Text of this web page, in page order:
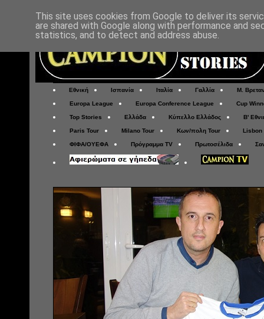
Εθνική Ισπανία Ιταλία Γαλλία Μ.
Europa League Europa Conference League Cup
Top Stories Ελλάδα Κύπελλο Ελλάδος Β'
Paris Tour Milano Tour Κων/πολη Tour Lisbon
ΦΙΦΑ/ΟΥΕΦΑ Πρόγραμμα TV Πρωτοσέλιδα
This site uses cookies from Google to deliver its
are shared with Google along with performance and
statistics, and to detect and address abuse.